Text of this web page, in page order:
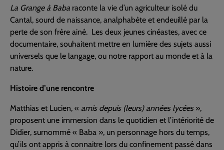
La Grange à Baba raconte la vie d’un agriculteur isolé du
Cantal, sourd de naissance, analphabète et endeuillé par la
perte de son frère ainé. Les deux jeunes cinéastes, avec ce
documentaire, souhaitent mettre en lumière des sujets aussi
universels que le langage, ou notre rapport au monde et à la
nature.
Histoire d’une rencontre
Matthias et Lucien, « amis depuis (leurs) années lycées»,
proposent une immersion dans le quotidien et l’intériorité de
Didier, surnommé « Baba », un personnage hors du temps,
qu’ils ont appris à connaitre lors du confinement passé dans